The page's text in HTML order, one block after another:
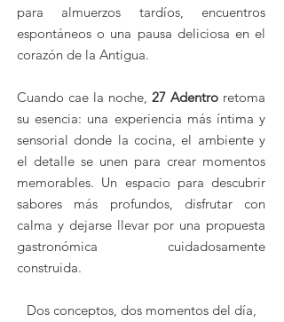
para almuerzos tardíos, encuentros
espontáneos o una pausa deliciosa en el
corazón de la Antigua.
Cuando cae la noche, 27 Adentro retoma
su esencia: una experiencia más íntima y
sensorial donde la cocina, el ambiente y
el detalle se unen para crear momentos
memorables. Un espacio para descubrir
sabores más profundos, disfrutar con
calma y dejarse llevar por una propuesta
gastronómica cuidadosamente
construida.
Dos conceptos, dos momentos del día,